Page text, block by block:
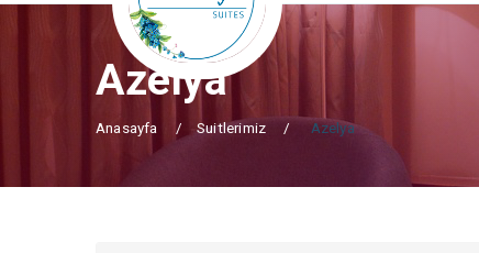
Azelya
Anasayfa Suitlerimiz Azelya